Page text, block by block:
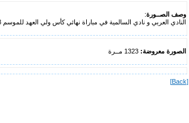
وصف الصــورة:
النادي العربي و نادي السالمية في مباراة نهائي كأس ولي العهد للموسم 2023-2024 والتي اقيمت بتاريخ 6 فبراير 2023
الصورة معروضة:1323 مــرة
[Back]